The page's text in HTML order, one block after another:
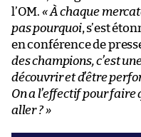
l’OM. « À chaque
pas pourquoi, s’est
en conférence de
des champions, c’est
découvrir et d’être
On a l’effectif pour faire
aller ? »